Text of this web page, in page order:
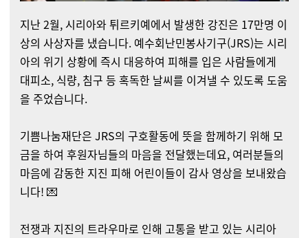
지난 2월, 시리아와 튀르키예에서 발생한 강진은 17만명 이
상의 사상자를 냈습니다. 예수회난민봉사기구(JRS)는 시리
아의 위기 상황에 즉시 대응하여 피해를 입은 사람들에게
대피소, 식량, 침구 등 혹독한 날씨를 이겨낼 수 있도록 도움
을 주었습니다.
기쁨나눔재단은 JRS의 구호활동에 뜻을 함께하기 위해 모
금을 하여 후원자님들의 마음을 전달했는데요, 여러분들의
마음에 감동한 지진 피해 어린이들이 감사 영상을 보내왔습
니다! 💌
전쟁과 지진의 트라우마로 인해 고통을 받고 있는 시리아